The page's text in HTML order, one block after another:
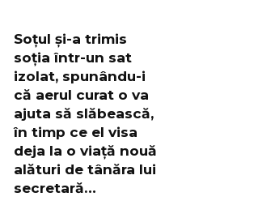
Soțul și-a trimis
soția într-un sat
izolat, spunându-i
că aerul curat o va
ajuta să slăbească,
în timp ce el visa
deja la o viață nouă
alături de tânăra lui
secretară…